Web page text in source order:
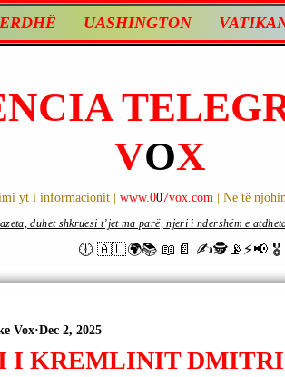
UASHINGTON
VOX
yt i informacionit | www.007vox.com | Ne të
🕕 🇦🇱🌍📚 📖📄 ✍🕵️📡⚡️📢 🎖
duhet shkruesi t’jet ma parë, njeri i ndershëm e
I KREMLINIT
Vox Dec 2, 2025